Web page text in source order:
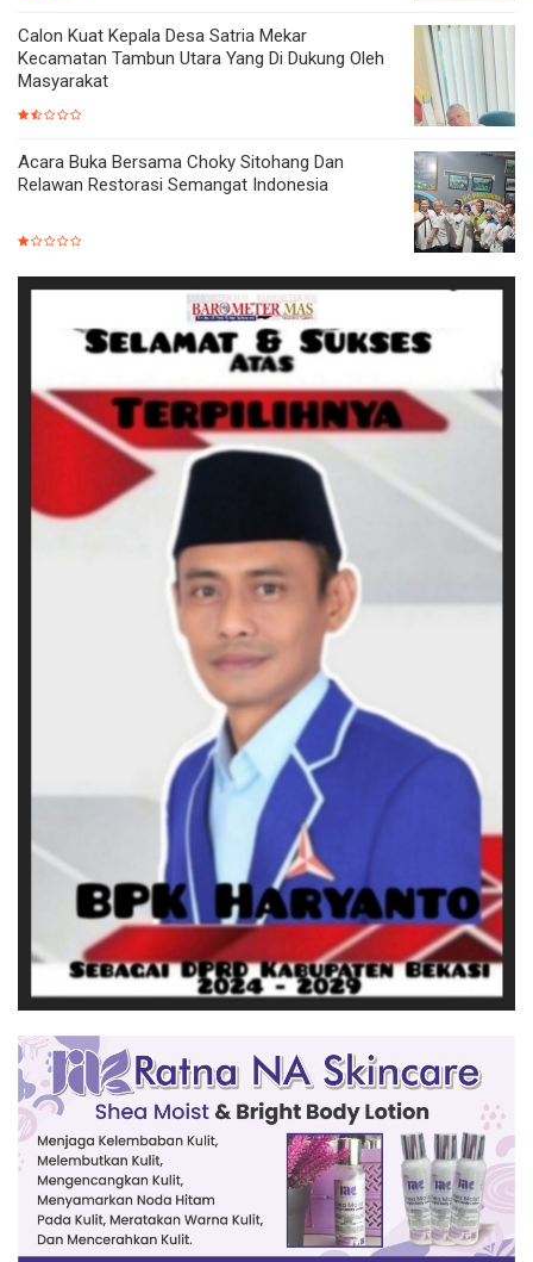
Calon Kuat Kepala Desa Satria Mekar
Kecamatan Tambun Utara Yang Di Dukung Oleh
Masyarakat
Acara Buka Bersama Choky Sitohang Dan
Relawan Restorasi Semangat Indonesia